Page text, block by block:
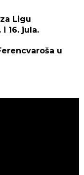
Ligu
16. jula.
u